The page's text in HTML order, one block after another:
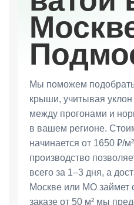
Мы поможем
крыши, учитывая уклон
между прогонами и
в вашем регионе.
начинается от 1650 ₽/
производство
всего за 1–3 дня, а
Москве или МО займет
заказе от 50 м² мы